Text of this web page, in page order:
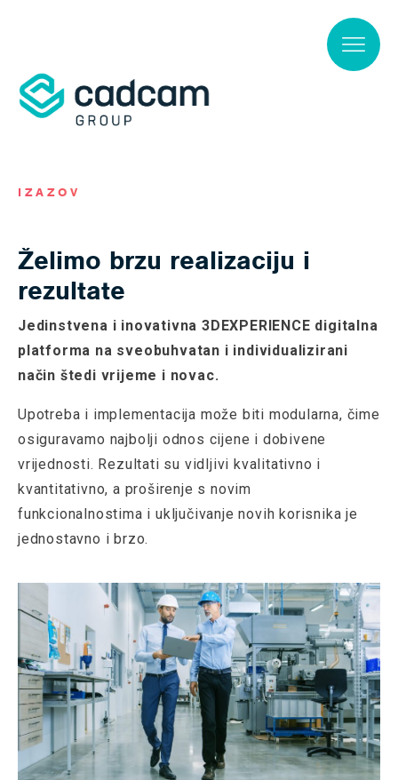
IZAZOV
Želimo brzu realizaciju i
rezultate
Jedinstvena i inovativna 3DEXPERIENCE digitalna
platforma na sveobuhvatan i individualizirani
način štedi vrijeme i novac.
Upotreba i implementacija može biti modularna, čime
osiguravamo najbolji odnos cijene i dobivene
vrijednosti. Rezultati su vidljivi kvalitativno i
kvantitativno, a proširenje s novim
funkcionalnostima i uključivanje novih korisnika je
jednostavno i brzo.